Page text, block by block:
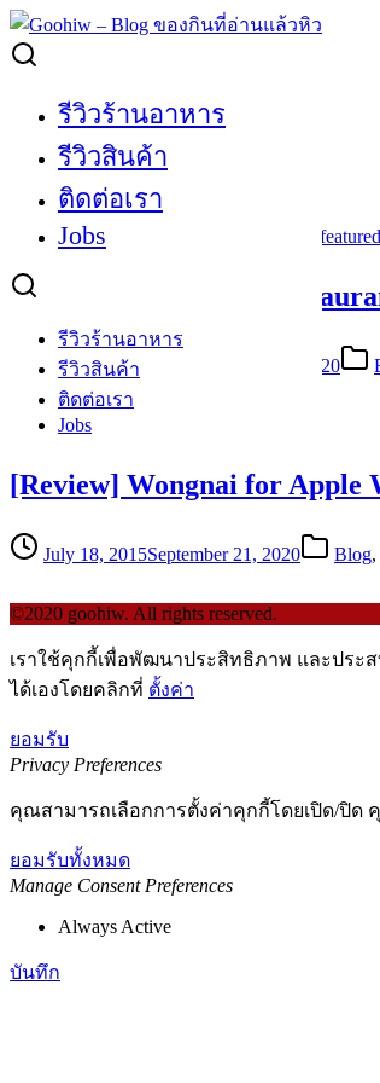
Skip
to
content
รีวิวร้านอาหาร
รีวิวสินค้า
ติดต่อเรา
Jobs
รีวิวร้านอาหาร
รีวิวสินค้า
ติดต่อเรา
Jobs
Search
Wongnai
Wongnai
งานเปิดตัว Bangkok
September 4, 2015 September 21, 2020
[Review] Wongnai for
July 18, 2015September 21, 2020 Blog,
©2020 goohiw. All rights reserved.
เราใช้คุกกี้เพื่อพัฒนาประสิทธิภาพ และปร
ได้เองโดยคลิกที่ ตั้งค่า
ยอมรับ
Privacy Preferences
คุณสามารถเลือกการตั้งค่าคุกกี้โดยเปิด/ปิด
ยอมรับทั้งหมด
Manage Consent Preferences
Always Active
บันทึก